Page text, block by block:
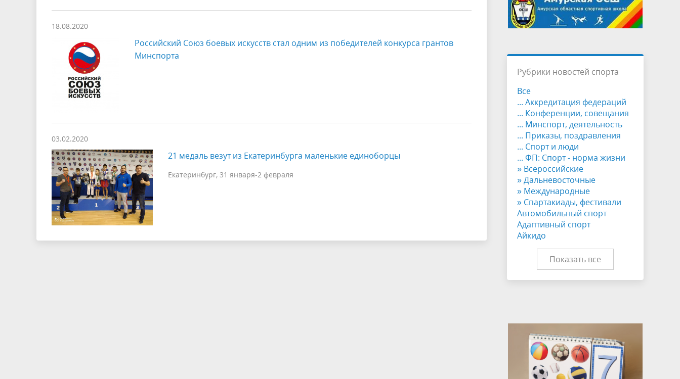
18.08.2020
Российский Союз боевых искусств стал одним из победителей конкурса грантов
Минспорта
03.02.2020
21 медаль везут из Екатеринбурга маленькие единоборцы
Екатеринбург, 31 января-2 февраля
Рубрики новостей спорта
Все
... Аккредитация федераций
... Конференции, совещания
... Минспорт, деятельность
... Приказы, поздравления
... Спорт и люди
... ФП: Спорт - норма жизни
» Всероссийские
» Дальневосточные
» Международные
» Спартакиады, фестивали
Автомобильный спорт
Адаптивный спорт
Айкидо
Показать все